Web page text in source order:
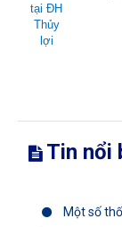
tại ĐH
Thủy
lợi
Tin nổi
Một số